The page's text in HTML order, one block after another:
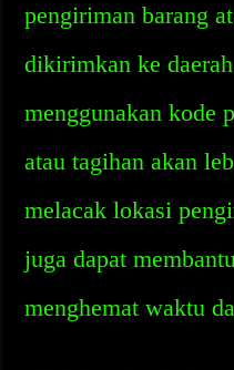
pengiriman barang
dikirimkan ke
menggunakan kode
atau tagihan akan
melacak lokasi
juga dapat
menghemat waktu